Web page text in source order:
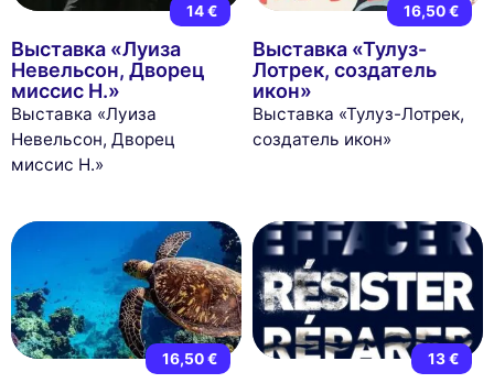
14 €
Выставка «Луиза
Невельсон, Дворец
миссис Н.»
Выставка «Луиза
Невельсон, Дворец
миссис Н.»
16,50 €
Выставка «Тулуз-
Лотрек, создатель
икон»
Выставка «Тулуз-Лотрек,
создатель икон»
16,50 € 13 €